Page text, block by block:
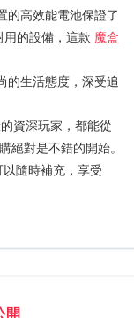
的高效能電池保證了
的設備，這款 魔盒
的生活態度，深受追
資深玩家，都能從
絕對是不錯的開始。
以隨時補充，享受
開